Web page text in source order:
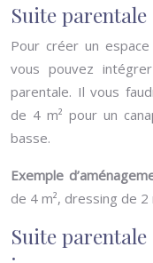
Suite
Pour créer un
vous pouvez
parentale. Il vous
de 4 m² pour un
basse.
Exemple
de 4 m², dressing de
Suite parentale